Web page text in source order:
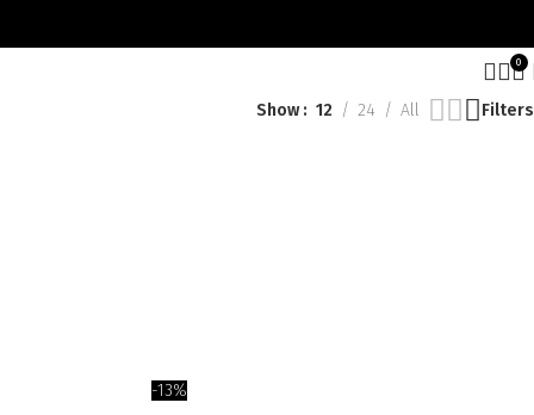
0
Show 12 24 All Filters
-13%